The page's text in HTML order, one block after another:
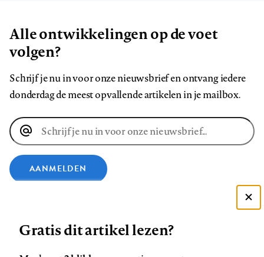
Alle ontwikkelingen op de voet
volgen?
Schrijf je nu in voor onze nieuwsbrief en ontvang iedere
donderdag de meest opvallende artikelen in je mailbox.
E-
mailadres
AANMELDEN
Gratis dit artikel lezen?
Zie onze cookie policy